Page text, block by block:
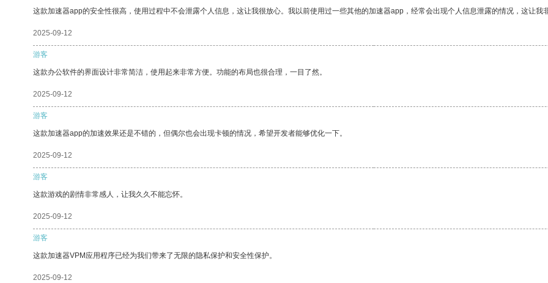
这款加速器app的安全性很高，使用过程中不会泄露个人信息，这让我很放心。我以前使用过一些其他的加速器app，经常会出现个人信息泄露的情况，这让我
2025-09-12
游客
这款办公软件的界面设计非常简洁，使用起来非常方便。功能的布局也很合理，一目了然。
2025-09-12
游客
这款加速器app的加速效果还是不错的，但偶尔也会出现卡顿的情况，希望开发者能够优化一下。
2025-09-12
游客
这款游戏的剧情非常感人，让我久久不能忘怀。
2025-09-12
游客
这款加速器VPM应用程序已经为我们带来了无限的隐私保护和安全性保护。
2025-09-12